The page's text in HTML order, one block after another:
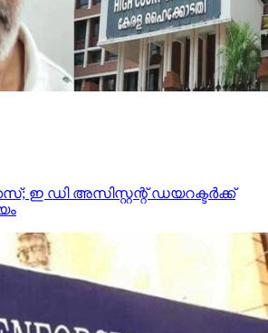
ഇ ഡി അസിസ്റ്റന്റ് ഡയറക്ടര്‍ക്ക്